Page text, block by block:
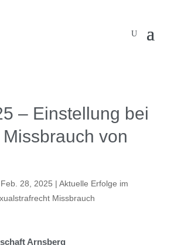
– Einstellung bei
von
Feb. 28, 2025 |Aktuelle Erfolge im
Missbrauch
Arnsberg